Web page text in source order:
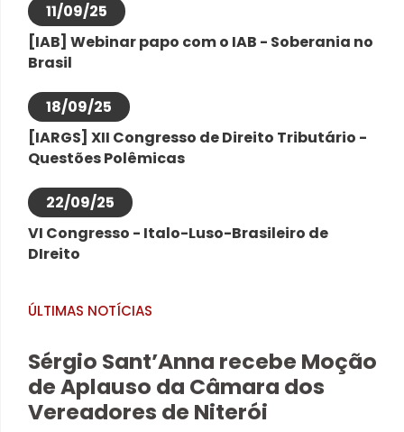
11/09/25
[IAB] Webinar papo com o IAB - Soberania no
Brasil
18/09/25
[IARGS] XII Congresso de Direito Tributário -
Questões Polêmicas
22/09/25
VI Congresso - Italo-Luso-Brasileiro de
DIreito
ÚLTIMAS NOTÍCIAS
Sérgio Sant’Anna recebe Moção
de Aplauso da Câmara dos
Vereadores de Niterói